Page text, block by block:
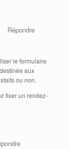
Répondre
le formulaire
aux
ou non.
fixer un rendez-